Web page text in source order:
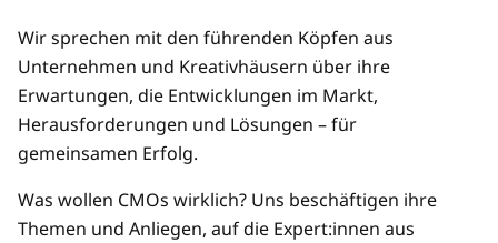
Wir sprechen mit den führenden Köpfen aus
Unternehmen und Kreativhäusern über ihre
Erwartungen, die Entwicklungen im Markt,
Herausforderungen und Lösungen – für
gemeinsamen Erfolg.
Was wollen CMOs wirklich? Uns beschäftigen ihre
Themen und Anliegen, auf die Expert:innen aus